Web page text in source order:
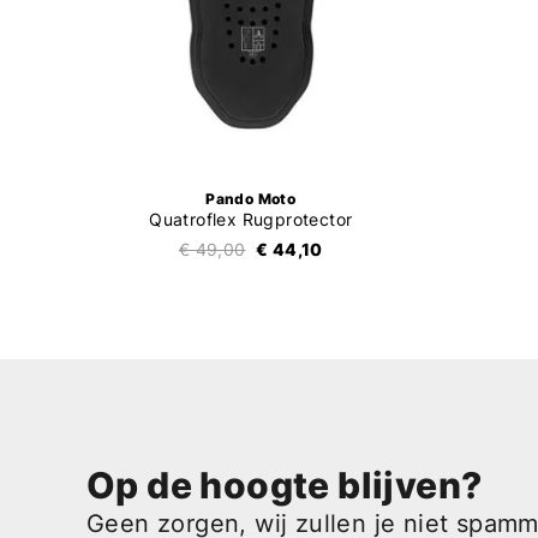
Pando Moto
Quatroflex Rugprotector
€ 49,00 € 44,10
Op de hoogte blijven?
Geen zorgen, wij zullen je niet